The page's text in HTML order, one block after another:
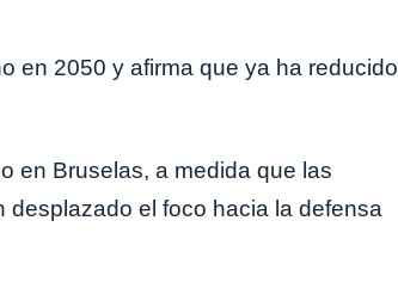
en 2050 y afirma que ya ha reducido
en Bruselas, a medida que las
desplazado el foco hacia la defensa